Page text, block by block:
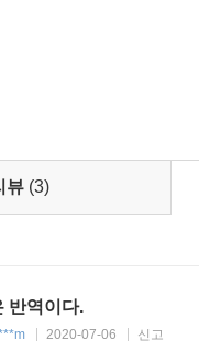
는 환원주의 철학에
다이슨의 상상력과 추억
려졌던 성과와 인간적인
로서 현재와 미래세계
명쾌한 시각과 미래과학
과학자들, 그들은 모두
않는다면 과학이 무슨
이다. 과학은 어떤 철학
하며 용기, 이타심, 도
3장), 핵무기 개발에 손
뷰 (3)
반역이다.
2020-07-06 신고